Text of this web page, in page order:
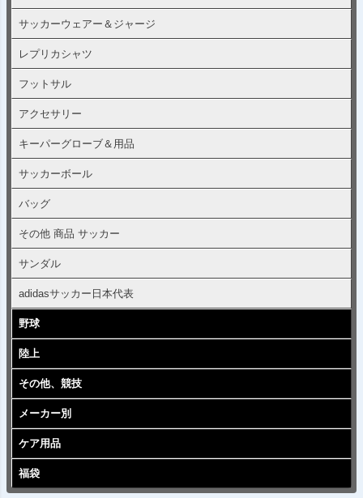
サッカーウェアー＆ジャージ
レプリカシャツ
フットサル
アクセサリー
キーパーグローブ＆用品
サッカーボール
バッグ
その他 商品 サッカー
サンダル
adidasサッカー日本代表
野球
陸上
その他、競技
メーカー別
ケア用品
福袋